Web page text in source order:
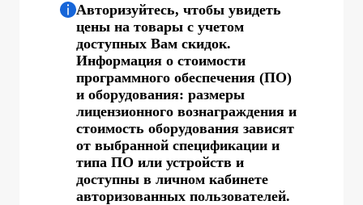
Авторизуйтесь, чтобы увидеть
цены на товары с учетом
доступных Вам скидок.
Информация о стоимости
программного обеспечения (ПО)
и оборудования: размеры
лицензионного вознаграждения и
стоимость оборудования зависят
от выбранной спецификации и
типа ПО или устройств и
доступны в личном кабинете
авторизованных пользователей.